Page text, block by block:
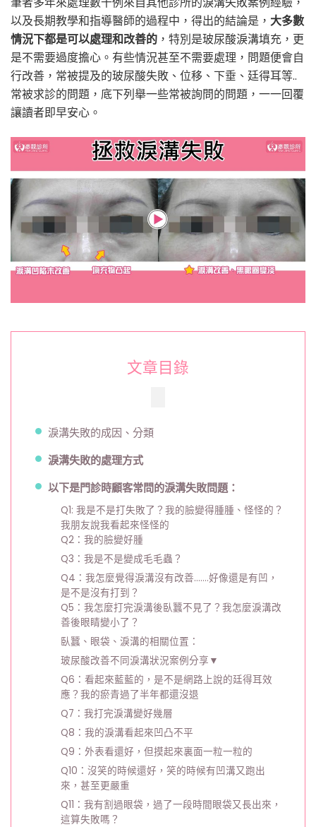
敗
怎
麼
辦？
3
分
鐘
注
意
事
項！
避
免
位
移、
下
垂、
得
中
以及長期教學和指導醫師的過程中，得出的結論是， 大多數
情況下都是可以處理和改善的 ，特別是玻尿酸淚溝填充，更
是不需要過度擔心。有些情況甚至不需要處理，問題便會自
行改善，常被提及的玻尿酸失敗、位移、下垂、廷得耳等..
常被求診的問題，底下列舉一些常被詢問的問題，一一回覆
讓讀者即早安心。
文章目錄
淚溝失敗的成因、分類
淚溝失敗的處理方式
以下是門診時顧客常問的淚溝失敗問題：
Q1: 我是不是打失敗了？我的臉變得腫腫、怪怪的？
我朋友說我看起來怪怪的
Q2：我的臉變好腫
Q3：我是不是變成毛毛蟲？
Q4：我怎麼覺得淚溝沒有改善…….好像還是有凹，
是不是沒有打到？
Q5：我怎麼打完淚溝後臥蠶不見了？我怎麼淚溝改
善後眼睛變小了？
臥蠶、眼袋、淚溝的相關位置：
玻尿酸改善不同淚溝狀況案例分享▼
Q6：看起來藍藍的，是不是網路上說的廷得耳效
應？我的瘀青過了半年都還沒退
Q7：我打完淚溝變好幾層
Q8：我的淚溝看起來凹凸不平
Q9：外表看還好，但摸起來裏面一粒一粒的
Q10：沒笑的時候還好，笑的時候有凹溝又跑出
來，甚至更嚴重
Q11：我有割過眼袋，過了一段時間眼袋又長出來，
這算失敗嗎？